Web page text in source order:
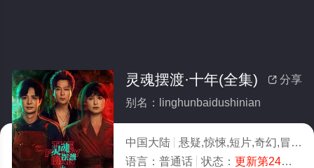
 分享
灵魂摆渡·十年(全集)
别名：linghunbaidushinian
中国大陆
悬疑,惊悚,短片,奇幻,冒险,内地剧,国产
语言： 普通话 状态： 更新第24集